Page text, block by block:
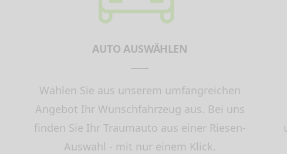
AUTO AUSWÄHLEN
Wählen Sie aus unserem umfangreichen
Angebot Ihr Wunschfahrzeug aus. Bei uns
finden Sie Ihr Traumauto aus einer Riesen-
Auswahl - mit nur einem Klick.